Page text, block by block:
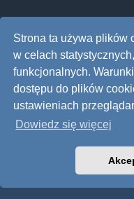
Strona ta używa plików
w celach
funkcjonalnych.
dostępu do plików
ustawieniach
Dowiedz się więcej